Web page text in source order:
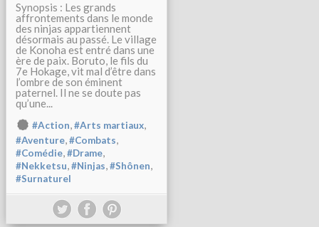
Synopsis : Les grands
affrontements dans le monde
des ninjas appartiennent
désormais au passé. Le village
de Konoha est entré dans une
ère de paix. Boruto, le fils du
7e Hokage, vit mal d’être dans
l’ombre de son éminent
paternel. Il ne se doute pas
qu’une...
#Action,#Arts martiaux,
#Aventure,#Combats,
#Comédie,#Drame,
#Nekketsu,#Ninjas,#Shônen,
#Surnaturel